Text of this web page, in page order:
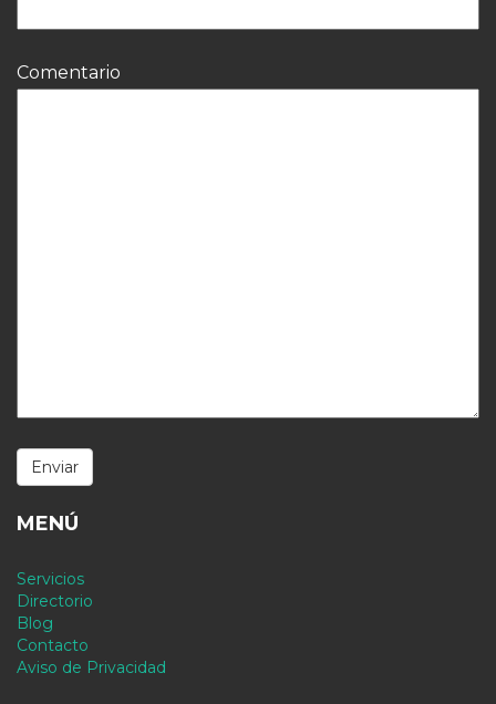
Comentario
MENÚ
Servicios
Directorio
Blog
Contacto
Aviso de Privacidad